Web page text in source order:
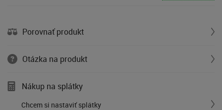
Porovnať produkt
Otázka na produkt
Nákup na splátky
Chcem si nastaviť splátky